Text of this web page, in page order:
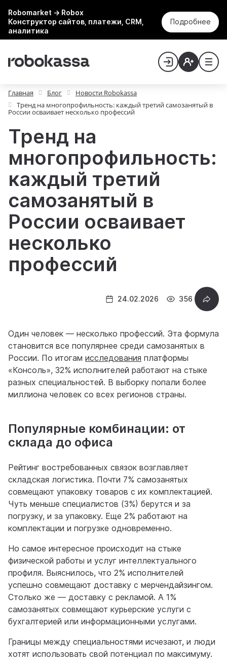
Robomarket → Robox
Конструктор сайтов, платежи, CRM,
аналитика
Подробнее
Главная Блог
Новости Robokassa
Тренд на многопрофильность: каждый третий самозанятый в
России осваивает несколько профессий
Тренд на
многопрофильность:
каждый третий
самозанятый в
России осваивает
несколько
профессий
24.02.2026 356
Один человек — несколько профессий. Эта формула
становится все популярнее среди самозанятых в
России. По итогам исследования платформы
«Консоль», 32% исполнителей работают на стыке
разных специальностей. В выборку попали более
миллиона человек со всех регионов страны.
Популярные комбинации: от
склада до офиса
Рейтинг востребованных связок возглавляет
складская логистика. Почти 7% самозанятых
совмещают упаковку товаров с их комплектацией.
Чуть меньше специалистов (3%) берутся и за
погрузку, и за упаковку. Еще 2% работают на
комплектации и погрузке одновременно.
Но самое интересное происходит на стыке
физической работы и услуг интеллектуального
профиля. Выяснилось, что 2% исполнителей
успешно совмещают доставку с мерчендайзингом.
Столько же — доставку с рекламой. А 1%
самозанятых совмещают курьерские услуги с
бухгалтерией или информационными услугами.
Границы между специальностями исчезают, и люди
хотят использовать свой потенциал по максимуму.